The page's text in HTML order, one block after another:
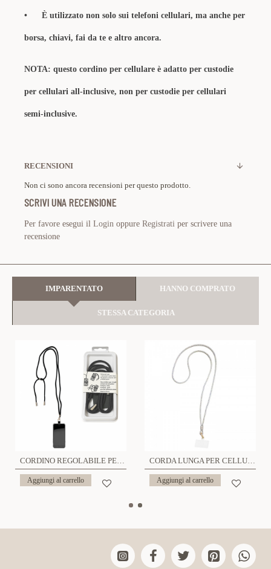
• È utilizzato non solo sui telefoni cellulari, ma anche per
borsa, chiavi, fai da te e altro ancora.
NOTA: questo cordino per cellulare è adatto per custodie
per cellulari all-inclusive, non per custodie per cellulari
semi-inclusive.
RECENSIONI
Non ci sono ancora recensioni per questo prodotto.
SCRIVI UNA RECENSIONE
Per favore esegui il Login oppure Registrati per scrivere una
recensione
IMPARENTATO HANNO COMPRATO
STESSA CATEGORIA
CORDINO REGOLABILE PER CELLULARE TELEFONO UNIVERSALE - CU1501
Aggiungi al carrello
CORDA LUNGA PER CELLULARE CON STRASS - YWA2548C190
Aggiungi al carrello